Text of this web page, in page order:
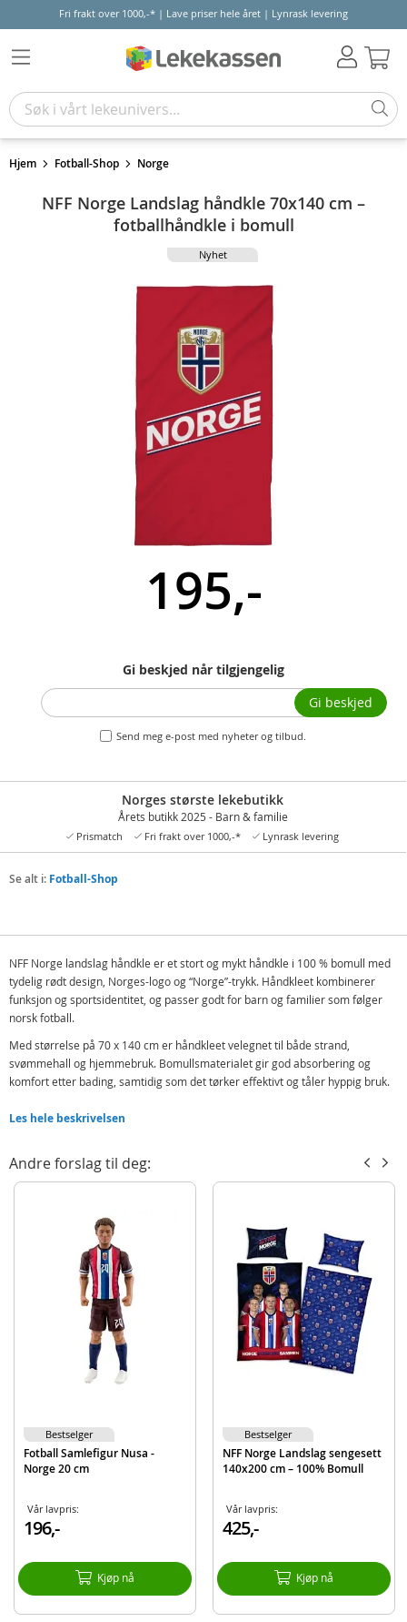
Fri frakt over 1000,-* | Lave priser hele året | Lynrask levering
Hjem Fotball-Shop Norge
NFF Norge Landslag håndkle 70x140 cm –
fotballhåndkle i bomull
Nyhet
195,-
Gi beskjed når tilgjengelig
Send meg e-post med nyheter og tilbud.
Gi beskjed
Norges største lekebutikk
Årets butikk 2025 - Barn & familie
Prismatch Fri frakt over 1000,-* Lynrask levering
Se alt i: Fotball-Shop
NFF Norge landslag håndkle er et stort og mykt håndkle i 100 % bomull med
tydelig rødt design, Norges-logo og “Norge”-trykk. Håndkleet kombinerer
funksjon og sportsidentitet, og passer godt for barn og familier som følger
norsk fotball.
Med størrelse på 70 x 140 cm er håndkleet velegnet til både strand,
svømmehall og hjemmebruk. Bomullsmaterialet gir god absorbering og
komfort etter bading, samtidig som det tørker effektivt og tåler hyppig bruk.
både som et praktisk håndkle og som en del av en aktiv livsstil. Det
Dette håndkleet skiller seg ut med et rent og tydelig landslagsdesign som
gjør det lett å kjenne igjen. Et funksjonelt valg for familier som ønsker
Her kan du utforske hele utvalget av Norge fotballprodukter.
Inneholder:
Håndkle med NFF Norge landslagsdesign
Mål: 70 x 140 cm
Materiale: 100 % bomull
Produktdetaljer
Modell 8014973
EAN 7071673149733
Les hele beskrivelsen
Andre forslag til deg:
Fotball Samlefigur Nusa -
Norge 20 cm
Vår lavpris:
196,-
Kjøp nå
Bestselger
NFF Norge Landslag sengesett
140x200 cm – 100% Bomull
Vår lavpris:
425,-
Kjøp nå
Bestselger